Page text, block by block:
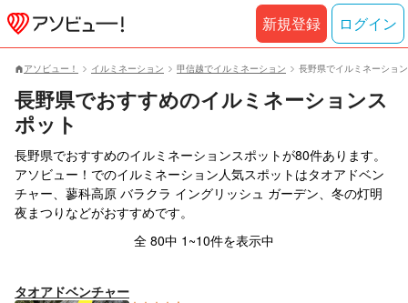
アソビュー！ イルミネーション 甲信越でイルミネーション 長野県でイルミネーション
長野県でおすすめのイルミネーションス
ポット
長野県でおすすめのイルミネーションスポットが80件あります。
アソビュー！でのイルミネーション人気スポットはタオアドベン
チャー、蓼科高原 バラクラ イングリッシュ ガーデン、冬の灯明
夜まつりなどがおすすめです。
全 80中 1~10件を表示中
タオアドベンチャー
新規登録 ログイン